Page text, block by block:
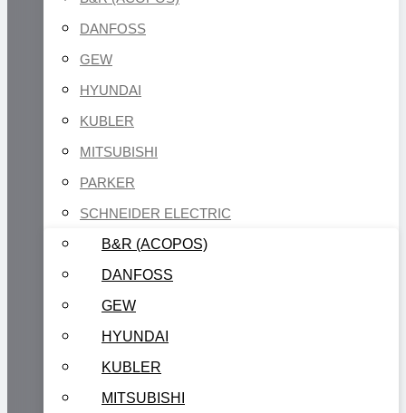
DANFOSS
GEW
HYUNDAI
KUBLER
MITSUBISHI
PARKER
SCHNEIDER ELECTRIC
B&R (ACOPOS)
DANFOSS
GEW
HYUNDAI
KUBLER
MITSUBISHI